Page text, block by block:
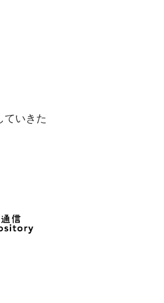
ていきた